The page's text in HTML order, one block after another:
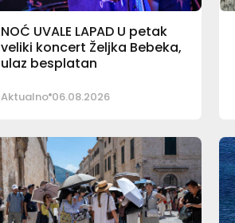
NOĆ UVALE LAPAD U petak
veliki koncert Željka Bebeka,
ulaz besplatan
Aktualno 06.08.2026